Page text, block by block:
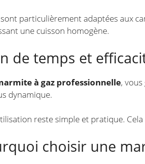
sont particulièrement adaptées aux
une cuisson homogène.
de temps et
à gaz professionnelle,
dynamique.
reste simple et pratique.
choisir une